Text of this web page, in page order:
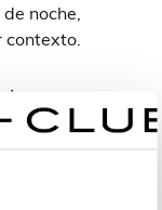
noche,
un vestido